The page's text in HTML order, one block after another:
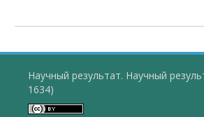
Научный результат. Научный
1634)